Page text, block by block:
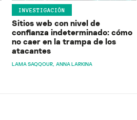
INVESTIGACIÓN
Sitios web con nivel de
confianza indeterminado: cómo
no caer en la trampa de los
atacantes
LAMA SAQQOUR ANNA LARKINA